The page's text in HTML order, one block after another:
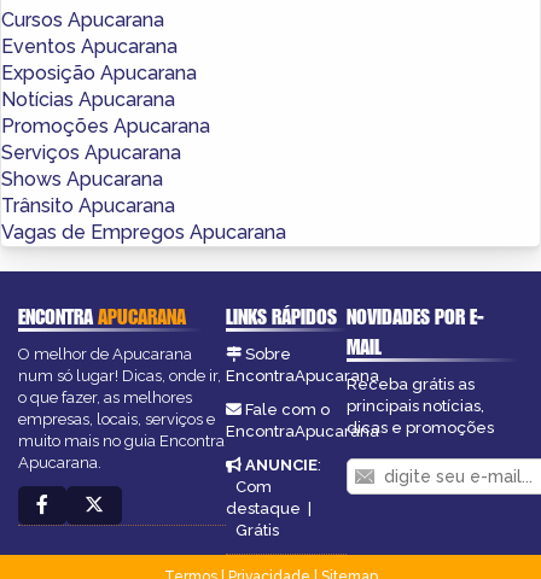
Cursos Apucarana
Eventos Apucarana
Exposição Apucarana
Notícias Apucarana
Promoções Apucarana
Serviços Apucarana
Shows Apucarana
Trânsito Apucarana
Vagas de Empregos Apucarana
ENCONTRAAPUCARANA
O melhor de Apucarana
num só lugar! Dicas, onde ir,
o que fazer, as melhores
empresas, locais, serviços e
muito mais no guia Encontra
Apucarana.
LINKS RÁPIDOS
Sobre
EncontraApucarana
Fale com o
EncontraApucarana
ANUNCIE:
Com
destaque
Grátis
NOVIDADES POR E-
MAIL
Receba grátis as
principais notícias,
dicas e promoções